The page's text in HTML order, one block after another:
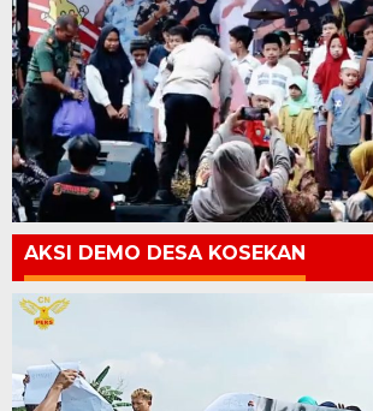
AKSI DEMO DESA KOSEKAN